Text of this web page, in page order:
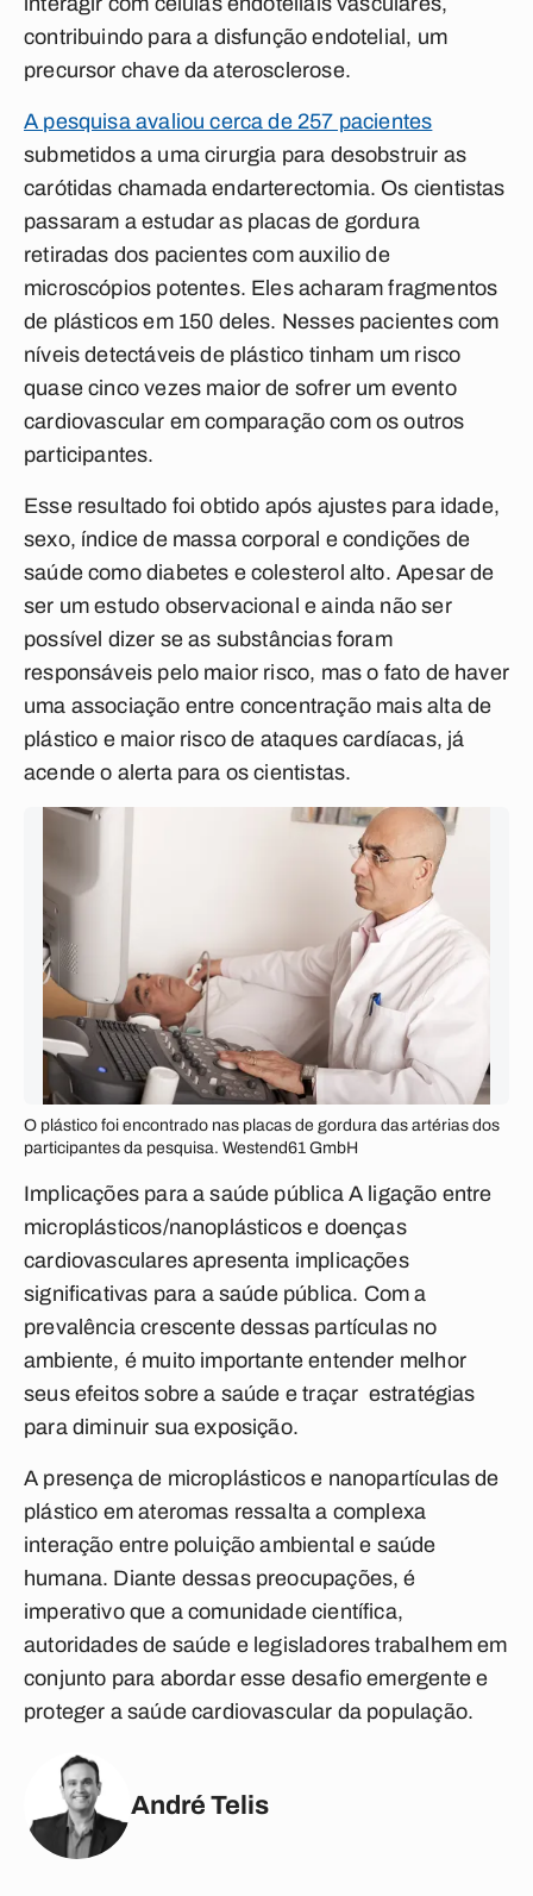
contribuindo para a disfunção endotelial, um
precursor chave da aterosclerose.
A pesquisa avaliou cerca de 257 pacientes
submetidos a uma cirurgia para desobstruir as
carótidas chamada endarterectomia. Os cientistas
passaram a estudar as placas de gordura
retiradas dos pacientes com auxilio de
microscópios potentes. Eles acharam fragmentos
de plásticos em 150 deles. Nesses pacientes com
níveis detectáveis de plástico tinham um risco
quase cinco vezes maior de sofrer um evento
cardiovascular em comparação com os outros
participantes.
Esse resultado foi obtido após ajustes para idade,
sexo, índice de massa corporal e condições de
saúde como diabetes e colesterol alto. Apesar de
ser um estudo observacional e ainda não ser
possível dizer se as substâncias foram
responsáveis pelo maior risco, mas o fato de haver
uma associação entre concentração mais alta de
plástico e maior risco de ataques cardíacas, já
acende o alerta para os cientistas.
O plástico foi encontrado nas placas de gordura das artérias dos
participantes da pesquisa. Westend61 GmbH
Implicações para a saúde públicaA ligação entre
microplásticos/nanoplásticos e doenças
cardiovasculares apresenta implicações
significativas para a saúde pública. Com a
prevalência crescente dessas partículas no
ambiente, é muito importante entender melhor
seus efeitos sobre a saúde e traçar estratégias
para diminuir sua exposição.
A presença de microplásticos e nanopartículas de
plástico em ateromas ressalta a complexa
interação entre poluição ambiental e saúde
humana. Diante dessas preocupações, é
imperativo que a comunidade científica,
autoridades de saúde e legisladores trabalhem em
conjunto para abordar esse desafio emergente e
proteger a saúde cardiovascular da população.
André Telis